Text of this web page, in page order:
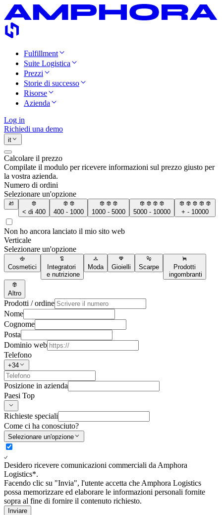
Fulfillment
Suite Logistica
Prezzi
Storie di successo
Risorse
Azienda
Log in
Richiedi una demo
it
Calcolare il prezzo
Compilate il modulo per ricevere informazioni sul prezzo giusto per
la vostra azienda.
Numero di ordini
Selezionare un'opzione
< di 400 400 - 1000 1000 - 5000 5000 - 10000 + - 10000
Non ho ancora lanciato il mio sito web
Verticale
Selezionare un'opzione
Cosmetici
Integratori
e nutrizione
Moda Gioielli Scarpe
Prodotti
ingombranti
Altro
Prodotti / ordine
Nome
Cognome
Posta
Dominio web
Telefono
+34
Posizione in azienda
Paesi Top
Richieste speciali
Come ci ha conosciuto?
Selezionare un'opzione
Desidero ricevere comunicazioni commerciali da Amphora
Logistics*.
Facendo clic su "Invia", l'utente accetta che Amphora Logistics
possa memorizzare ed elaborare le informazioni personali fornite
sopra al fine di fornire il contenuto richiesto.
Inviare